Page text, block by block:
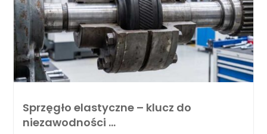
Sprzęgło elastyczne – klucz do
niezawodności …